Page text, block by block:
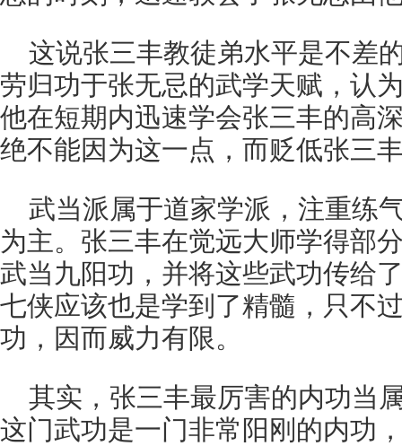
这说张三丰教徒弟水平是不差
劳归功于张无忌的武学天赋，认
他在短期内迅速学会张三丰的高
绝不能因为这一点，而贬低张三
武当派属于道家学派，注重练
为主。张三丰在觉远大师学得部
武当九阳功，并将这些武功传给
七侠应该也是学到了精髓，只不
功，因而威力有限。
其实，张三丰最厉害的内功当
这门武功是一门非常阳刚的内功